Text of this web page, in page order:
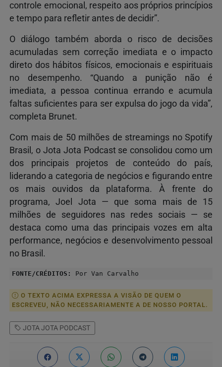
controle emocional, respeito aos próprios princípios
e tempo para refletir antes de decidir”.
O diálogo também aborda o risco de decisões
acumuladas sem correção imediata e o impacto
direto dos hábitos físicos, emocionais e espirituais
no desempenho. “Quando a punição não é
imediata, a pessoa continua errando e acumula
faltas suficientes para ser expulsa do jogo da vida”,
completa Brunet.
Com mais de 50 milhões de streamings no Spotify
Brasil, o Jota Jota Podcast se consolidou como um
dos principais projetos de conteúdo do país,
liderando a categoria de negócios e figurando entre
os mais ouvidos da plataforma. À frente do
programa, Joel Jota — que soma mais de 15
milhões de seguidores nas redes sociais — se
destaca como uma das principais vozes em alta
performance, negócios e desenvolvimento pessoal
no Brasil.
FONTE/CRÉDITOS: Por Van Carvalho
O TEXTO ACIMA EXPRESSA A VISÃO DE QUEM O
ESCREVEU, NÃO NECESSARIAMENTE A DE NOSSO PORTAL.
JOTA JOTA PODCAST